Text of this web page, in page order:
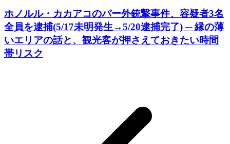
ホノルル・カカアコのバー外銃撃事件、容疑者3名
全員を逮捕(5/17未明発生→5/20逮捕完了) ─ 縁の薄
いエリアの話と、観光客が押さえておきたい時間
帯リスク